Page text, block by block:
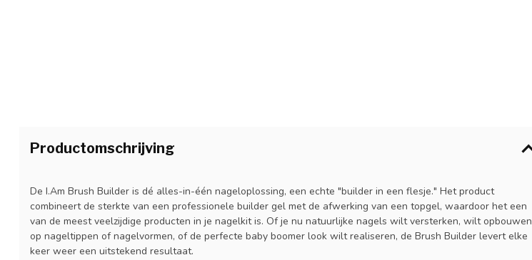
Productomschrijving
De I.Am Brush Builder is dé alles-in-één nageloplossing, een echte "builder in een flesje." Het product
combineert de sterkte van een professionele builder gel met de afwerking van een topgel, waardoor het een
van de meest veelzijdige producten in je nagelkit is. Of je nu natuurlijke nagels wilt versterken, wilt opbouwen
op nageltippen of nagelvormen, of de perfecte baby boomer look wilt realiseren, de Brush Builder levert elke
keer weer een uitstekend resultaat.